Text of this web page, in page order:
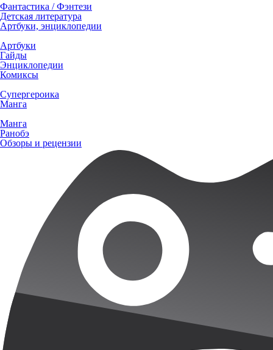
Фантастика / Фэнтези
Детская литература
Артбуки, энциклопедии
Артбуки
Гайды
Энциклопедии
Комиксы
Супергероика
Манга
Манга
Ранобэ
Обзоры и рецензии